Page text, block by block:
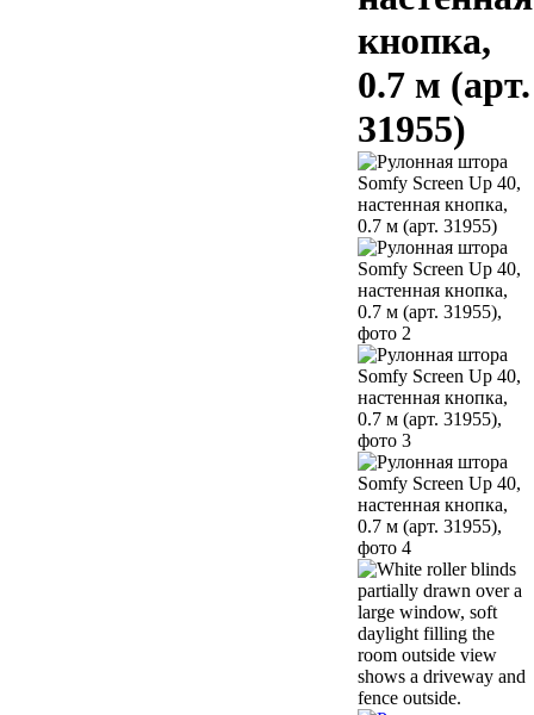
кнопка,
0.7 м (арт.
31955)